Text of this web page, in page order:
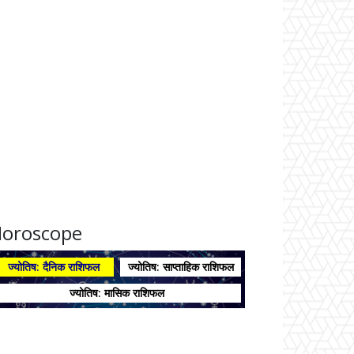
ज्योतिष: दैनिक राशिफल
ज्योतिष: साप्ताहिक राशिफल
ज्योतिष: मासिक राशिफल